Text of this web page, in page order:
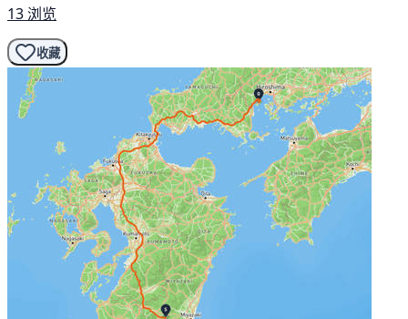
13 浏览
收藏